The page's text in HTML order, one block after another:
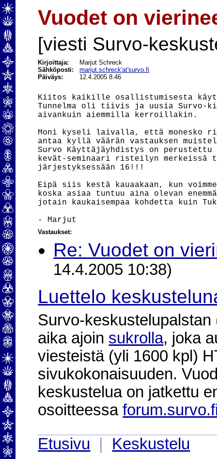
Vuodet on
[viesti Survo-
Kirjoittaja:
Marjut Schreck
Sähköposti:marjut.schreck'at'survo.fi
Päiväys:
12.4.2005 8:46
Kiitos kaikille osallistumisesta
Tunnelma oli tiivis ja uusia Survo-
aivankuin aiemmilla kerroillakin.
Moni kyseli laivalla, että
antaa kyllä väärän vastauksen
Survo Käyttäjäyhdistys on perustettu
kevät-seminaari risteilyn merkeissä
järjestyksessään 16!!!
Eipä siis kestä kauaakaan, kun
koska asiaa tuntuu aina olevan
jotain kaukaisempaa kohdetta kuin
Vastaukset:
Re: Vuodet on
14.4.2005 10:38)
Luettelo
Survo-
aika ajoin sukrolla, joka
viesteistä (yli 1600 kpl)
sivukokonaisuuden.
keskustelua on jatkettu
osoitteessa
Etusivu
Keskustelu